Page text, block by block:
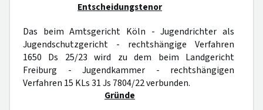
Entscheidungstenor
Das beim Amtsgericht Köln - Jugendrichter als
Jugendschutzgericht - rechtshängige Verfahren
1650 Ds 25/23 wird zu dem beim Landgericht
Freiburg - Jugendkammer - rechtshängigen
Verfahren 15 KLs 31 Js 7804/22 verbunden.
Gründe